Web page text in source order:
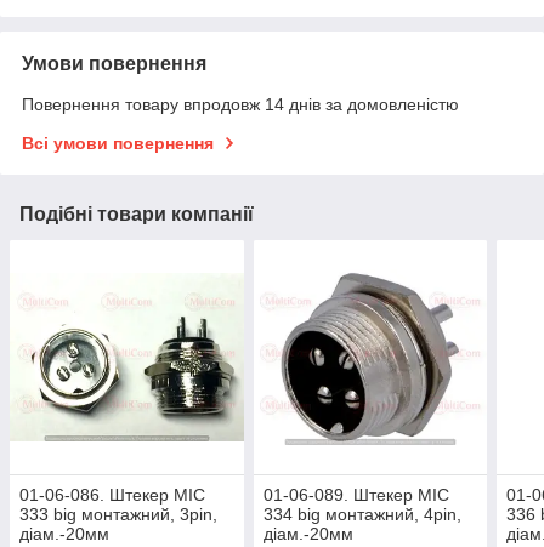
Умови повернення
Повернення товару впродовж 14 днів за домовленістю
Всі умови повернення
Подібні товари компанії
01-06-086. Штекер MIC
333 big монтажний, 3pin,
діам.-20мм
01-06-089. Штекер MIC
334 big монтажний, 4pin,
діам.-20мм
01-
336